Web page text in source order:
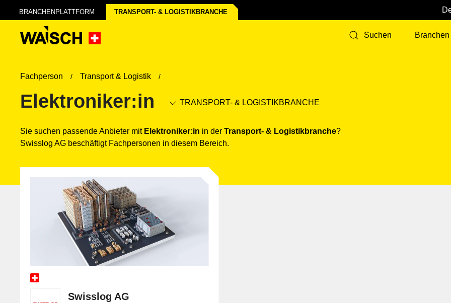
BRANCHENPLATTFORM TRANSPORT- & LOGISTIK­BRANCHE
Suchen Branchen
Fachperson Transport & Logistik
Elektroniker:in TRANSPORT- & LOGISTIK­BRANCHE
Sie suchen passende Anbieter mit Elektroniker:in in der Transport- & Logistik­branche?
Swisslog AG beschäftigt Fachpersonen in diesem Bereich.
Swisslog AG